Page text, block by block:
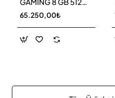
GB SSD LAPTOP
FA0011NT 80D33EA
65.250,00₺